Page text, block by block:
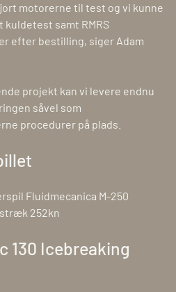
motorerne til test og vi kunne
kuldetest samt RMRS
efter bestilling, siger Adam
projekt kan vi levere endnu
såvel som
procedurer på plads.
Fluidmecanica M-250
252kn
130 Icebreaking